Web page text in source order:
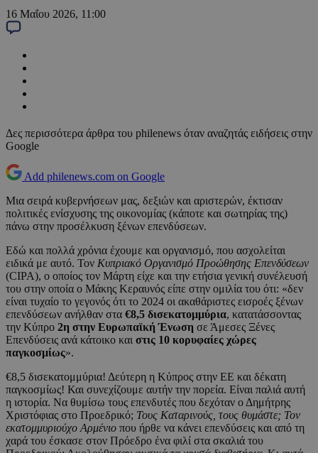
16 Μαΐου 2026, 11:00
Δες περισσότερα άρθρα του philenews όταν αναζητάς ειδήσεις στην
Google
Add philenews.com on Google
Μια σειρά κυβερνήσεων μας, δεξιών και αριστερών, έκτισαν
πολιτικές ενίσχυσης της οικονομίας (κάποτε και σωτηρίας της)
πάνω στην προσέλκυση ξένων επενδύσεων.
Εδώ και πολλά χρόνια έχουμε και οργανισμό, που ασχολείται
ειδικά με αυτό. Τον Κυπριακό Οργανισμό Προώθησης Επενδύσεων
(CIPA), ο οποίος τον Μάρτη είχε και την ετήσια γενική συνέλευσή
του στην οποία ο Μάκης Κεραυνός είπε στην ομιλία του ότι: «δεν
είναι τυχαίο το γεγονός ότι το 2024 οι ακαθάριστες εισροές ξένων
επενδύσεων ανήλθαν στα €8,5 δισεκατομμύρια, κατατάσσοντας
την Κύπρο 2η στην Ευρωπαϊκή Ένωση σε Άμεσες Ξένες
Επενδύσεις ανά κάτοικο και στις 10 κορυφαίες χώρες
παγκοσμίως».
€8,5 δισεκατομμύρια! Δεύτερη η Κύπρος στην ΕΕ και δέκατη
παγκοσμίως! Και συνεχίζουμε αυτήν την πορεία. Είναι παλιά αυτή
η ιστορία. Να θυμίσω τους επενδυτές που δεχόταν ο Δημήτρης
Χριστόφιας στο Προεδρικό; Τους Καταρινούς, τους θυμάστε; Τον
εκατομμυριούχο Αρμένιο που ήρθε να κάνει επενδύσεις και από τη
χαρά του έσκασε στον Πρόεδρο ένα φιλί στα σκαλιά του